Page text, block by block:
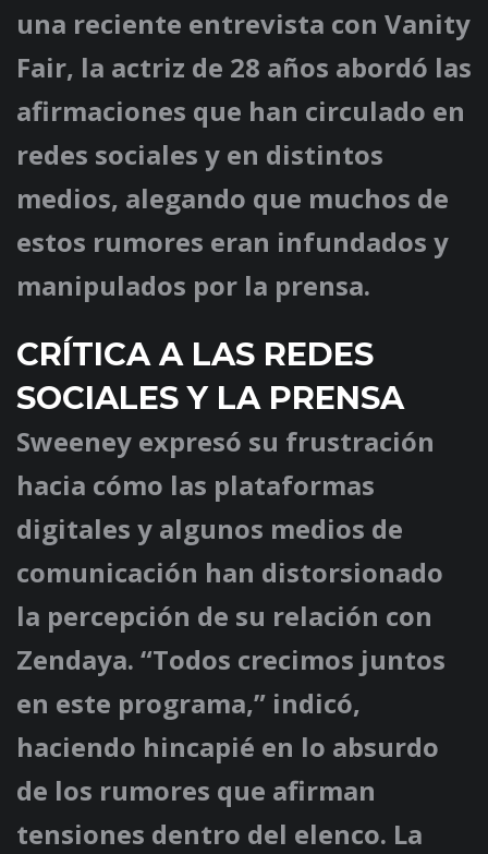
una reciente entrevista con Vanity
Fair, la actriz de 28 años abordó las
afirmaciones que han circulado en
redes sociales y en distintos
medios, alegando que muchos de
estos rumores eran infundados y
manipulados por la prensa.
CRÍTICA A LAS REDES
SOCIALES Y LA PRENSA
Sweeney expresó su frustración
hacia cómo las plataformas
digitales y algunos medios de
comunicación han distorsionado
la percepción de su relación con
Zendaya. “Todos crecimos juntos
en este programa,” indicó,
haciendo hincapié en lo absurdo
de los rumores que afirman
tensiones dentro del elenco. La